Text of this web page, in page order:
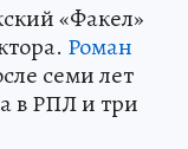
«Факел»
Роман
семи лет
в РПЛ и три